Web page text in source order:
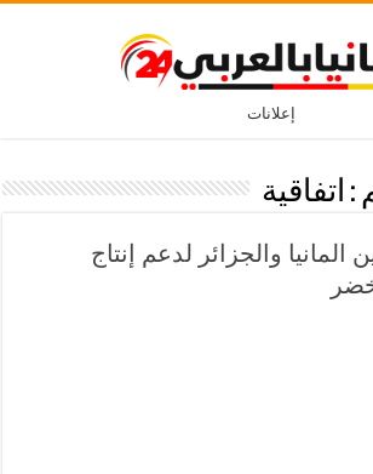
إعلانات
: اتفاقية
المانيا والجزائر لدعم إنتاج